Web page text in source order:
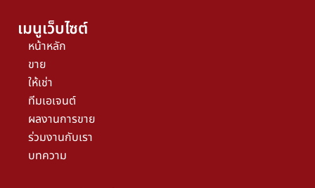
เมนูเว็บไซต์
หน้าหลัก
ขาย
ให้เช่า
ทีมเอเจนต์
ผลงานการขาย
ร่วมงานกับเรา
บทความ